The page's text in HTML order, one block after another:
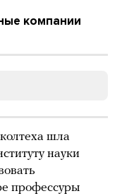
компании
шла
науки
профессуры